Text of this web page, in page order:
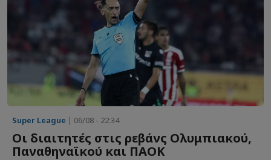
Super League | 06/08 - 22:34
Οι διαιτητές στις ρεβάνς Ολυμπιακού,
Παναθηναϊκού και ΠΑΟΚ